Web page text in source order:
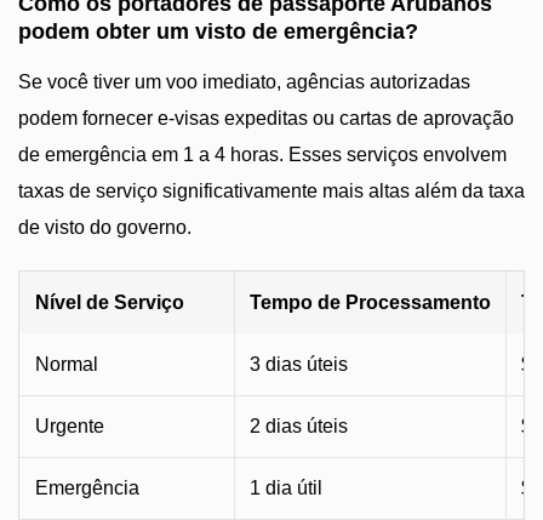
podem obter um visto de emergência?
Se você tiver um voo imediato, agências autorizadas
podem fornecer e-visas expeditas ou cartas de aprovação
de emergência em 1 a 4 horas. Esses serviços envolvem
taxas de serviço significativamente mais altas além da taxa
de visto do governo.
Nível de Serviço Tempo de Processamento
Normal 3 dias úteis
Urgente 2 dias úteis
Emergência 1 dia útil